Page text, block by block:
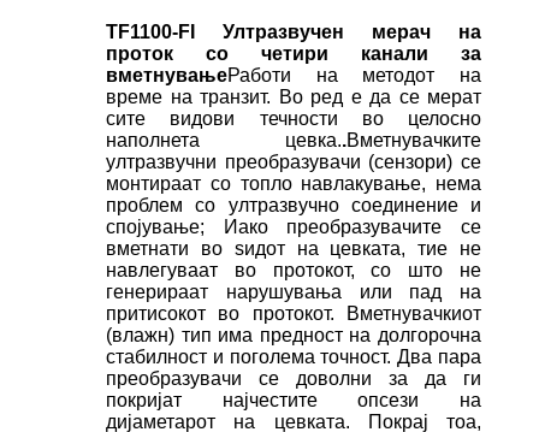
TF1100-FI Ултразвучен мерач на
проток со четири канали за
вметнувањеРаботи на методот на
време на транзит. Во ред е да се мерат
сите видови течности во целосно
наполнета цевка..Вметнувачките
ултразвучни преобразувачи (сензори) се
монтираат со топло навлакување, нема
проблем со ултразвучно соединение и
спојување; Иако преобразувачите се
вметнати во ѕидот на цевката, тие не
навлегуваат во протокот, со што не
генерираат нарушувања или пад на
притисокот во протокот. Вметнувачкиот
(влажн) тип има предност на долгорочна
стабилност и поголема точност. Два пара
преобразувачи се доволни за да ги
покријат најчестите опсези на
дијаметарот на цевката. Покрај тоа,